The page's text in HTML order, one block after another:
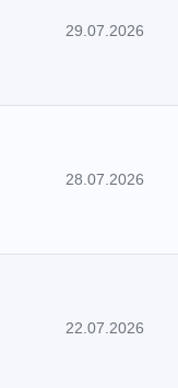
29.07.2026
28.07.2026
22.07.2026